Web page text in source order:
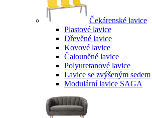
Čekárenské lavice
Plastové lavice
Dřevěné lavice
Kovové lavice
Čalouněné lavice
Polyuretanové lavice
Lavice se zvýšeným sedem
Modulární lavice SAGA